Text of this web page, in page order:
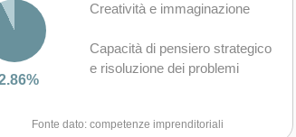
Creatività e immaginazione
Capacità di pensiero strategico
e risoluzione dei problemi
in azioni
Fonte dato: competenze imprenditoriali